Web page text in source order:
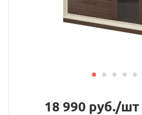
18 990 руб./шт